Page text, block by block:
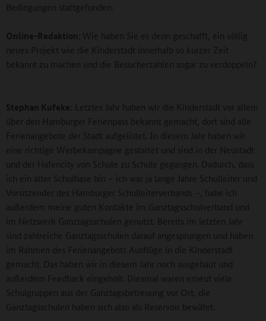
Bedingungen stattgefunden.
Online-Redaktion: Wie haben Sie es denn geschafft, ein völlig
neues Projekt wie die Kinderstadt innerhalb so kurzer Zeit
bekannt zu machen und die Besucherzahlen sogar zu verdoppeln?
Stephan Kufeke:
Letztes Jahr haben wir die Kinderstadt vor allem
über den Hamburger Ferienpass bekannt gemacht, dort sind alle
Ferienangebote der Stadt aufgelistet. In diesem Jahr haben wir
eine richtige Werbekampagne gestartet und sind in der Neustadt
und der Hafencity von Schule zu Schule gegangen. Dadurch, dass
ich ein alter Schulhase bin – ich war ja lange Jahre Schulleiter und
Vorsitzender des Hamburger Schulleiterverbands –, habe ich
außerdem meine guten Kontakte im Ganztagsschulverband und
im Netzwerk Ganztagsschulen genutzt. Bereits im letzten Jahr
sind zahlreiche Ganztagsschulen darauf angesprungen und haben
im Rahmen des Ferienangebots Ausflüge in die Kinderstadt
gemacht. Das haben wir in diesem Jahr noch ausgebaut und
außerdem Feedback eingeholt. Diesmal waren erneut viele
Schulgruppen aus der Ganztagsbetreuung vor Ort, die
Ganztagsschulen haben sich also als Reservoir bewährt.